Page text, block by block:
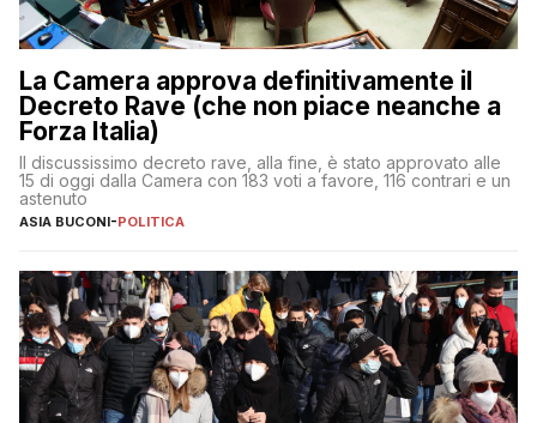
La Camera approva definitivamente il
Decreto Rave (che non piace neanche a
Forza Italia)
Il discussissimo decreto rave, alla fine, è stato approvato alle
15 di oggi dalla Camera con 183 voti a favore, 116 contrari e un
astenuto
ASIA BUCONI-POLITICA